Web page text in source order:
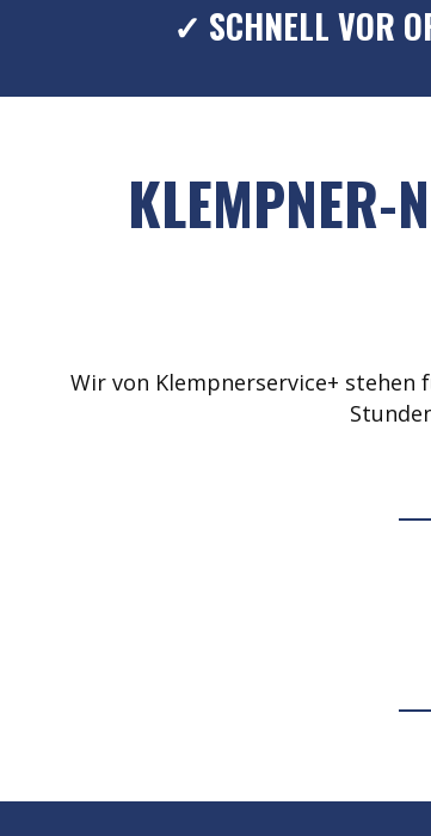
✓ SCHNELL VOR
KLEMPNER-
Wir von Klempnerservice+